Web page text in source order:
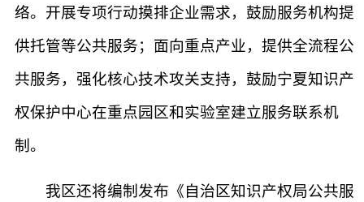
络。开展专项行动摸排企业需求，鼓励服务机构提
供托管等公共服务；面向重点产业，提供全流程公
共服务，强化核心技术攻关支持，鼓励宁夏知识产
权保护中心在重点园区和实验室建立服务联系机
制。
我区还将编制发布《自治区知识产权局公共服